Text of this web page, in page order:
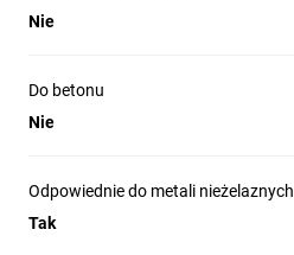
Nie
Do betonu
Nie
Odpowiednie do metali nieżelaznych
Tak